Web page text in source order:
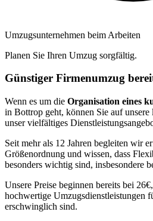
Umzugsunternehmen beim Arbeiten
Planen Sie Ihren Umzug sorgfältig.
Günstiger Firmenumzug
Wenn es um die Organisation eines
in Bottrop geht, können Sie auf
unser vielfältiges
Seit mehr als 12 Jahren begleiten wir
Größenordnung und wissen, dass
besonders wichtig sind, insbesondere
Unsere Preise beginnen bereits bei
hochwertige Umzugsdienstleistungen
erschwinglich sind.